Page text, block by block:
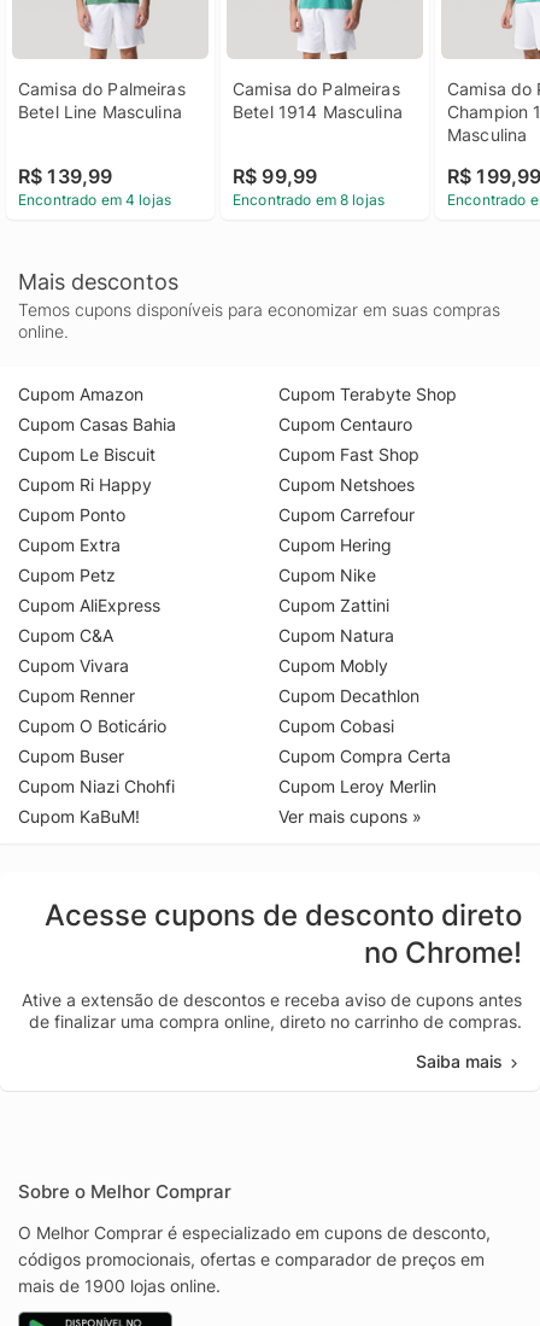
Camisa do Palmeiras
Betel Line Masculina
R$ 139,99
Encontrado em 4 lojas
Camisa do Palmeiras
Betel 1914 Masculina
R$ 99,99
Encontrado em 8 lojas
Camisa do
Champion
Masculina
R$
Encontrado
Mais descontos
Temos cupons disponíveis para economizar em suas compras
online.
Cupom Amazon
Cupom Casas Bahia
Cupom Le Biscuit
Cupom Ri Happy
Cupom Ponto
Cupom Extra
Cupom Petz
Cupom AliExpress
Cupom C&A
Cupom Vivara
Cupom Renner
Cupom O Boticário
Cupom Buser
Cupom Niazi Chohfi
Cupom KaBuM!
Cupom Terabyte Shop
Cupom Centauro
Cupom Fast Shop
Cupom Netshoes
Cupom Carrefour
Cupom Hering
Cupom Nike
Cupom Zattini
Cupom Natura
Cupom Mobly
Cupom Decathlon
Cupom Cobasi
Cupom Compra Certa
Cupom Leroy Merlin
Ver mais cupons »
Acesse cupons de desconto direto
no Chrome!
Ative a extensão de descontos e receba aviso de cupons antes
de finalizar uma compra online, direto no carrinho de compras.
Saiba mais
Sobre o Melhor Comprar
O Melhor Comprar é especializado em cupons de desconto,
códigos promocionais, ofertas e comparador de preços em
mais de 1900 lojas online.